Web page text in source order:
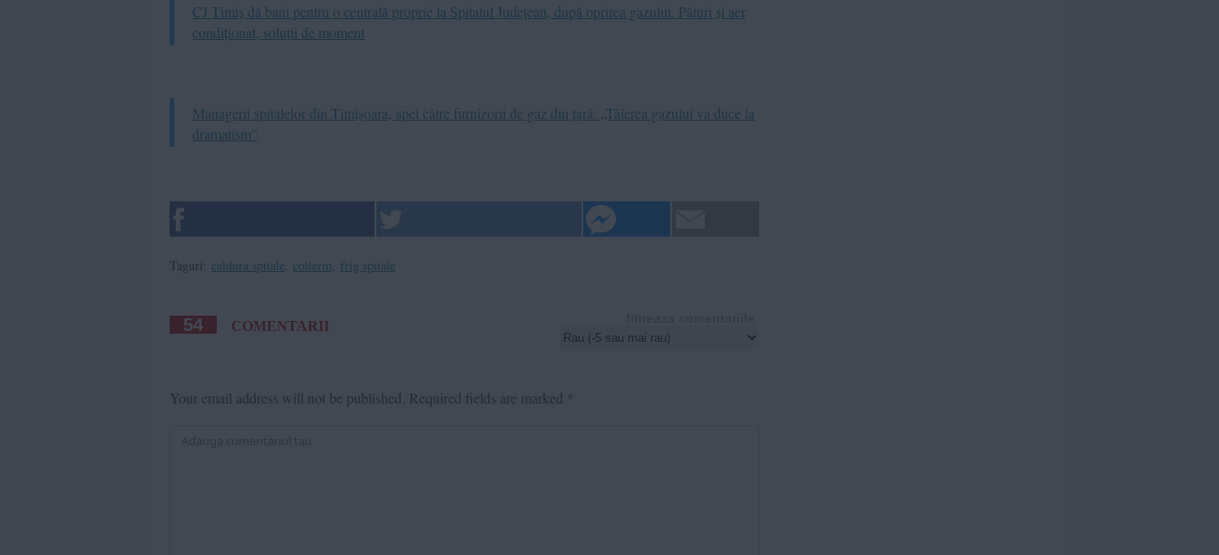
CJ Timiș dă bani pentru o centrală proprie la Spitalul Județean, după oprirea gazului. Pături și aer
condiționat, soluții de moment
Managerii spitalelor din Timișoara, apel către furnizorii de gaz din țară: „Tăierea gazului va duce la
dramatism”
Taguri: caldura spitale colterm frig spitale
54 COMENTARII
Your email address will not be published. Required fields are marked *